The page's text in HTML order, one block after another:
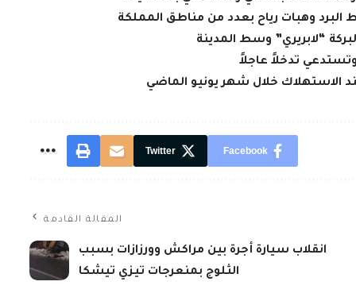
البرد وهبات رياح بعدد من مناطق المملكة
“لابريري” وسط المدينة
تدخلاً عاجلاً
الاستهلاك خلال شهر يونيو الماضي
Facebook
Twitter
المقالة القادمة
انقلاب سيارة أجرة بين مراكش وورزازات بسبب
الثلوج بمنعرجات تيزي تيشكا